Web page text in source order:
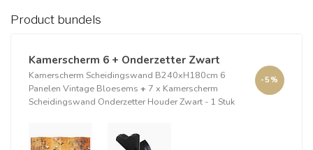
Product bundels
Kamerscherm 6 + Onderzetter Zwart
Kamerscherm Scheidingswand B240xH180cm 6
Panelen Vintage Bloesems + 7 x Kamerscherm
Scheidingswand Onderzetter Houder Zwart - 1 Stuk
-5%